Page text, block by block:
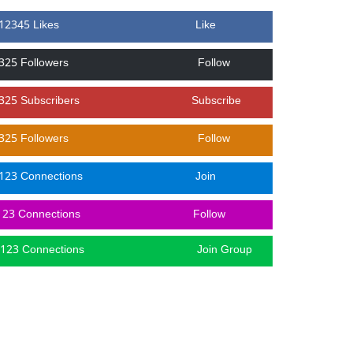
Likes Like
Followers Follow
Subscribers Subscribe
Followers Follow
Connections Join
Connections Follow
123 Connections Join Group